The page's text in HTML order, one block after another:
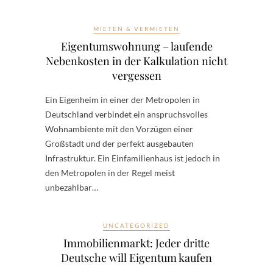
MIETEN & VERMIETEN
Eigentumswohnung – laufende
Nebenkosten in der Kalkulation nicht
vergessen
Ein Eigenheim in einer der Metropolen in
Deutschland verbindet ein anspruchsvolles
Wohnambiente mit den Vorzügen einer
Großstadt und der perfekt ausgebauten
Infrastruktur. Ein Einfamilienhaus ist jedoch in
den Metropolen in der Regel meist
unbezahlbar…
UNCATEGORIZED
Immobilienmarkt: Jeder dritte
Deutsche will Eigentum kaufen